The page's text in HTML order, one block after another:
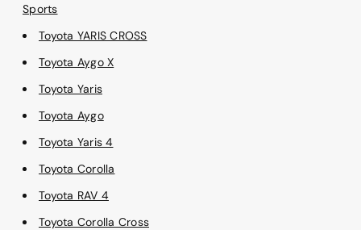
Sports
Toyota YARIS CROSS
Toyota Aygo X
Toyota Yaris
Toyota Aygo
Toyota Yaris 4
Toyota Corolla
Toyota RAV 4
Toyota Corolla Cross